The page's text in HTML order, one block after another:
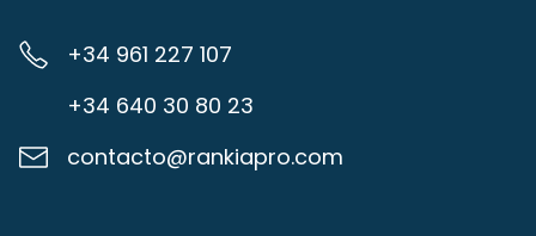
+34 961 227 107
+34 640 30 80 23
contacto@rankiapro.com